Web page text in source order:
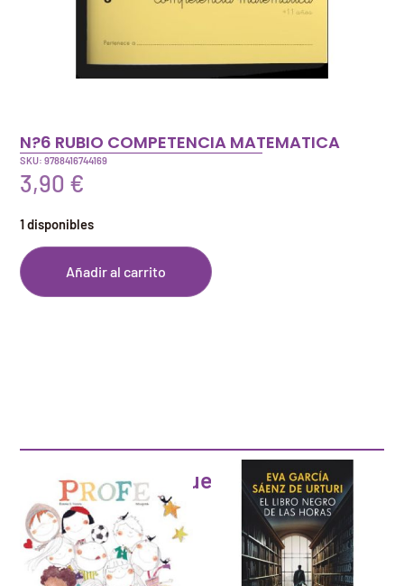
N?6 RUBIO COMPETENCIA MATEMATICA
SKU: 9788416744169
3,90 €
1 disponibles
Añadir al carrito
Artículos que pueden interesarte